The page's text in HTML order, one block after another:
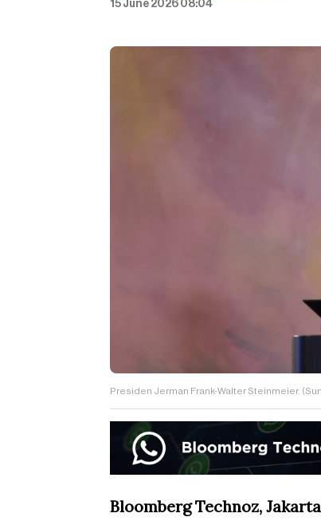
15 June 2026 08:04
Presiden Jerman Frank-Walter Steinmeier.
Bloomberg Technoz, Jakarta